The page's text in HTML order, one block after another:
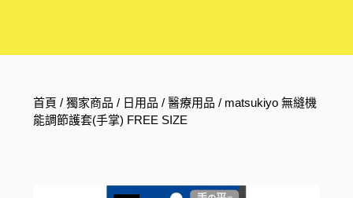
首頁 /獨家商品 / 日用品 /醫療用品 / matsukiyo 無縫機
能調節護套(手掌) FREE SIZE